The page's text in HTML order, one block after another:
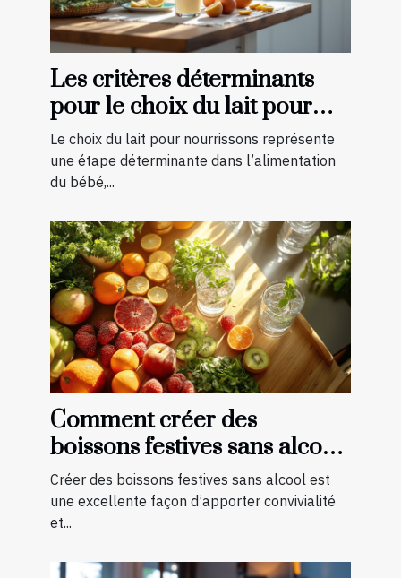
Les critères déterminants
pour le choix du lait pour
nourrissons
Le choix du lait pour nourrissons représente
une étape déterminante dans l’alimentation
du bébé,...
Comment créer des
boissons festives sans alcool
pour toutes les saisons
Créer des boissons festives sans alcool est
une excellente façon d’apporter convivialité
et...